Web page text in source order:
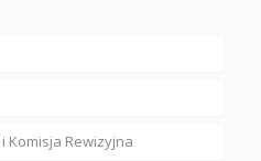
Komisja Rewizyjna